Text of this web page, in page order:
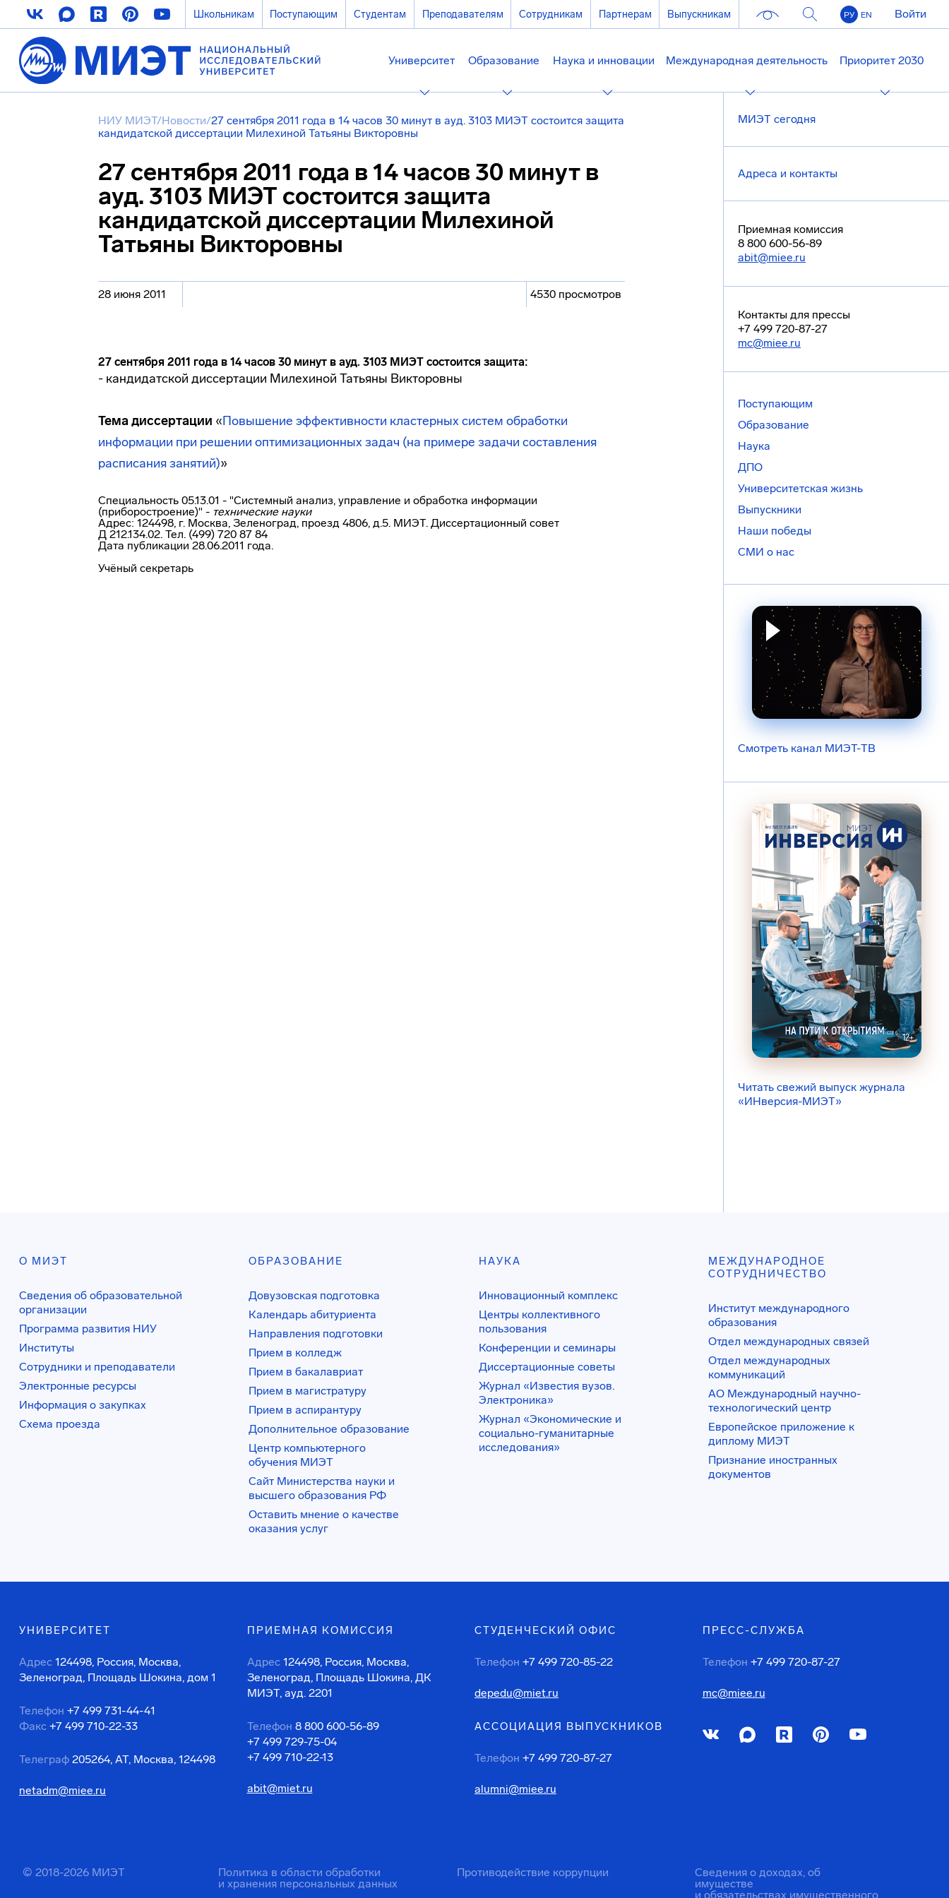
Школьникам Поступающим Студентам Преподавателям Сотрудникам Партнерам Выпускникам РУ EN Войти
Университет Образование Наука и инновации Международная деятельность Приоритет 2030
НИУ МИЭТ/Новости/27 сентября 2011 года в 14 часов 30 минут в ауд. 3103 МИЭТ состоится защита
кандидатской диссертации Милехиной Татьяны Викторовны
27 сентября 2011 года в 14 часов 30 минут в
ауд. 3103 МИЭТ состоится защита
кандидатской диссертации Милехиной
Татьяны Викторовны
28 июня 2011 4530 просмотров
27 сентября 2011 года в 14 часов 30 минут в ауд. 3103 МИЭТ состоится защита:
- кандидатской диссертации Милехиной Татьяны Викторовны
Тема диссертации «Повышение эффективности кластерных систем обработки
информации при решении оптимизационных задач (на примере задачи составления
расписания занятий)»
Специальность 05.13.01 - "Системный анализ, управление и обработка информации
(приборостроение)" - технические науки
Адрес: 124498, г. Москва, Зеленоград, проезд 4806, д.5. МИЭТ. Диссертационный совет
Д 212.134.02. Тел. (499) 720 87 84
Дата публикации 28.06.2011 года.
Учёный секретарь
МИЭТ сегодня
Адреса и контакты
Приемная комиссия
8 800 600-56-89
abit@miee.ru
Контакты для прессы
+7 499 720-87-27
mc@miee.ru
Поступающим
Образование
Наука
ДПО
Университетская жизнь
Выпускники
Наши победы
СМИ о нас
Смотреть канал МИЭТ-ТВ
Читать свежий выпуск журнала
«ИНверсия-МИЭТ»
О МИЭТ
Сведения об образовательной
организации
Программа развития НИУ
Институты
Сотрудники и преподаватели
Электронные ресурсы
Информация о закупках
Схема проезда
ОБРАЗОВАНИЕ
Довузовская подготовка
Календарь абитуриента
Направления подготовки
Прием в колледж
Прием в бакалавриат
Прием в магистратуру
Прием в аспирантуру
Дополнительное образование
Центр компьютерного
обучения МИЭТ
Сайт Министерства науки и
высшего образования РФ
Оставить мнение о качестве
оказания услуг
НАУКА
Инновационный комплекс
Центры коллективного
пользования
Конференции и семинары
Диссертационные советы
Журнал «Известия вузов.
Электроника»
Журнал «Экономические и
социально-гуманитарные
исследования»
МЕЖДУНАРОДНОЕ
СОТРУДНИЧЕСТВО
Институт международного
образования
Отдел международных связей
Отдел международных
коммуникаций
АО Международный научно-
технологический центр
Европейское приложение к
диплому МИЭТ
Признание иностранных
документов
УНИВЕРСИТЕТ
Адрес 124498, Россия, Москва,
Зеленоград, Площадь Шокина, дом 1
Телефон +7 499 731-44-41
Факс +7 499 710-22-33
Телеграф 205264, АТ, Москва, 124498
netadm@miee.ru
ПРИЕМНАЯ КОМИССИЯ
Адрес 124498, Россия, Москва,
Зеленоград, Площадь Шокина, ДК
МИЭТ, ауд. 2201
Телефон 8 800 600-56-89
+7 499 729-75-04
+7 499 710-22-13
abit@miet.ru
СТУДЕНЧЕСКИЙ ОФИС
Телефон +7 499 720-85-22
depedu@miet.ru
АССОЦИАЦИЯ ВЫПУСКНИКОВ
Телефон +7 499 720-87-27
alumni@miee.ru
ПРЕСС-СЛУЖБА
Телефон +7 499 720-87-27
mc@miee.ru
© 2018-2026 МИЭТ
Политика в области обработки
и хранения персональных данных
Противодействие коррупции
Сведения о доходах, об
имуществе
и обязательствах имущественного